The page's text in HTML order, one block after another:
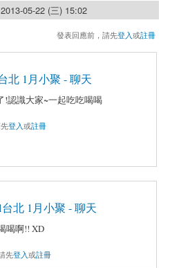
2013-05-22 (三) 15:02
發表回應前，請先登入或註冊
北 1月小聚 - 聊天
!認識大家~一起吃吃喝喝
登入或註冊
北 1月小聚 - 聊天
喝啊!! XD
先登入或註冊